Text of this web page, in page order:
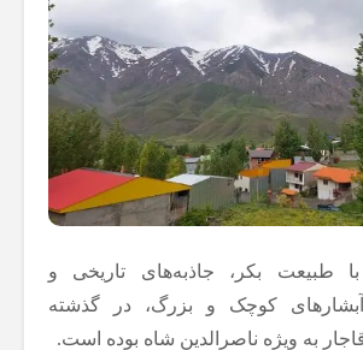
طبیعت بکر، جاذبه‌های تاریخی و
کوچک و بزرگ، در گذشته
به ویژه ناصرالدین شاه بوده است.